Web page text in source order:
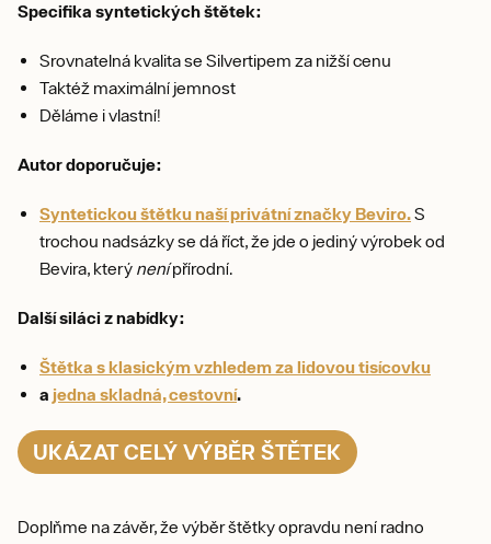
Specifika syntetických štětek:
Srovnatelná kvalita se Silvertipem za nižší cenu
Taktéž maximální jemnost
Děláme i vlastní!
Autor doporučuje:
Syntetickou štětku naší privátní značky Beviro.S
trochou nadsázky se dá říct, že jde o jediný výrobek od
Bevira, který nenípřírodní.
Další siláci z nabídky:
Štětka s klasickým vzhledem za lidovou tisícovku
a jedna skladná, cestovní.
UKÁZAT CELÝ VÝBĚR ŠTĚTEK
Doplňme na závěr, že výběr štětky opravdu není radno